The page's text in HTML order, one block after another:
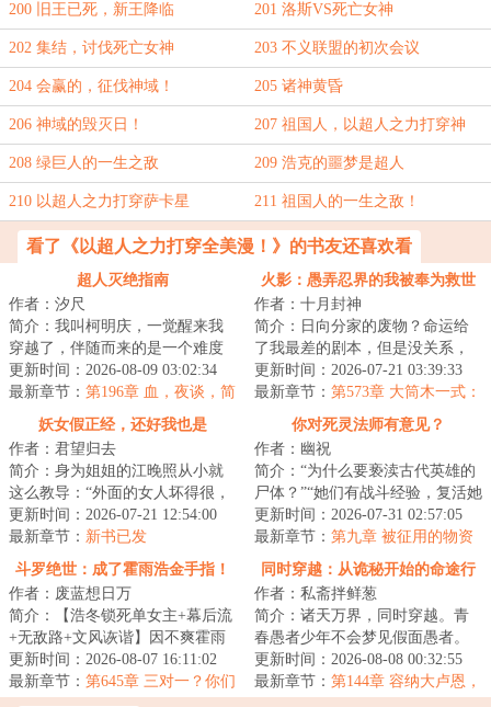
200 旧王已死，新王降临 201 洛斯VS死亡女神
202 集结，讨伐死亡女神 203 不义联盟的初次会议
204 会赢的，征伐神域！ 205 诸神黄昏
206 神域的毁灭日！ 207 祖国人，以超人之力打穿神
域！
208 绿巨人的一生之敌 209 浩克的噩梦是超人
210 以超人之力打穿萨卡星 211 祖国人的一生之敌！
看了《以超人之力打穿全美漫！》的书友还喜欢看
超人灭绝指南
作者：汐尺
简介：我叫柯明庆，一觉醒来我
穿越了，伴随而来的是一个难度
绝巅的死亡任务：【在半年内灭
绝超人种】。而...
更新时间：2026-08-09 03:02:34
最新章节： 第196章 血，夜谈，简
笔画女孩（4500字求月票）
火影：愚弄忍界的我被奉为救世
作者：十月封神
简介：日向分家的废物？命运给
了我最差的剧本，但是没关系，
我生来就是最好的演员。准备好
了吗？我叫日向...
更新时间：2026-07-21 03:39:33
最新章节： 第573章 大筒木一式：
日向云川！你怎么敢？！！
妖女假正经，还好我也是
作者：君望归去
简介：身为姐姐的江晚照从小就
这么教导：“外面的女人坏得很，
你一定要小心提防，哪像姐姐
我，只知道疼你...
更新时间：2026-07-21 12:54:00
最新章节： 新书已发
你对死灵法师有意见？
作者：幽祝
简介：“为什么要亵渎古代英雄的
尸体？”“她们有战斗经验，复活她
们可以更好地杀异鬼。”“为什么要
控制...
更新时间：2026-07-31 02:57:05
最新章节： 第九章 被征用的物资
斗罗绝世：成了霍雨浩金手指！
作者：废蓝想日万
简介：【浩冬锁死单女主+幕后流
+无敌路+文风诙谐】因不爽霍雨
浩被训狗，诸葛蓝穿越到天梦冰
蚕献祭时，成...
更新时间：2026-08-07 16:11:02
最新章节： 第645章 三对一？你们
也配？
同时穿越：从诡秘开始的命途行
者
作者：私斋拌鲜葱
简介：诸天万界，同时穿越。青
春愚者少年不会梦见假面愚者。
当唯物主义天使看见神话生物。
现在登场的是史...
更新时间：2026-08-08 00:32:55
最新章节： 第144章 容纳大卢恩，